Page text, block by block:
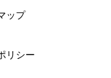
ップ
リシー